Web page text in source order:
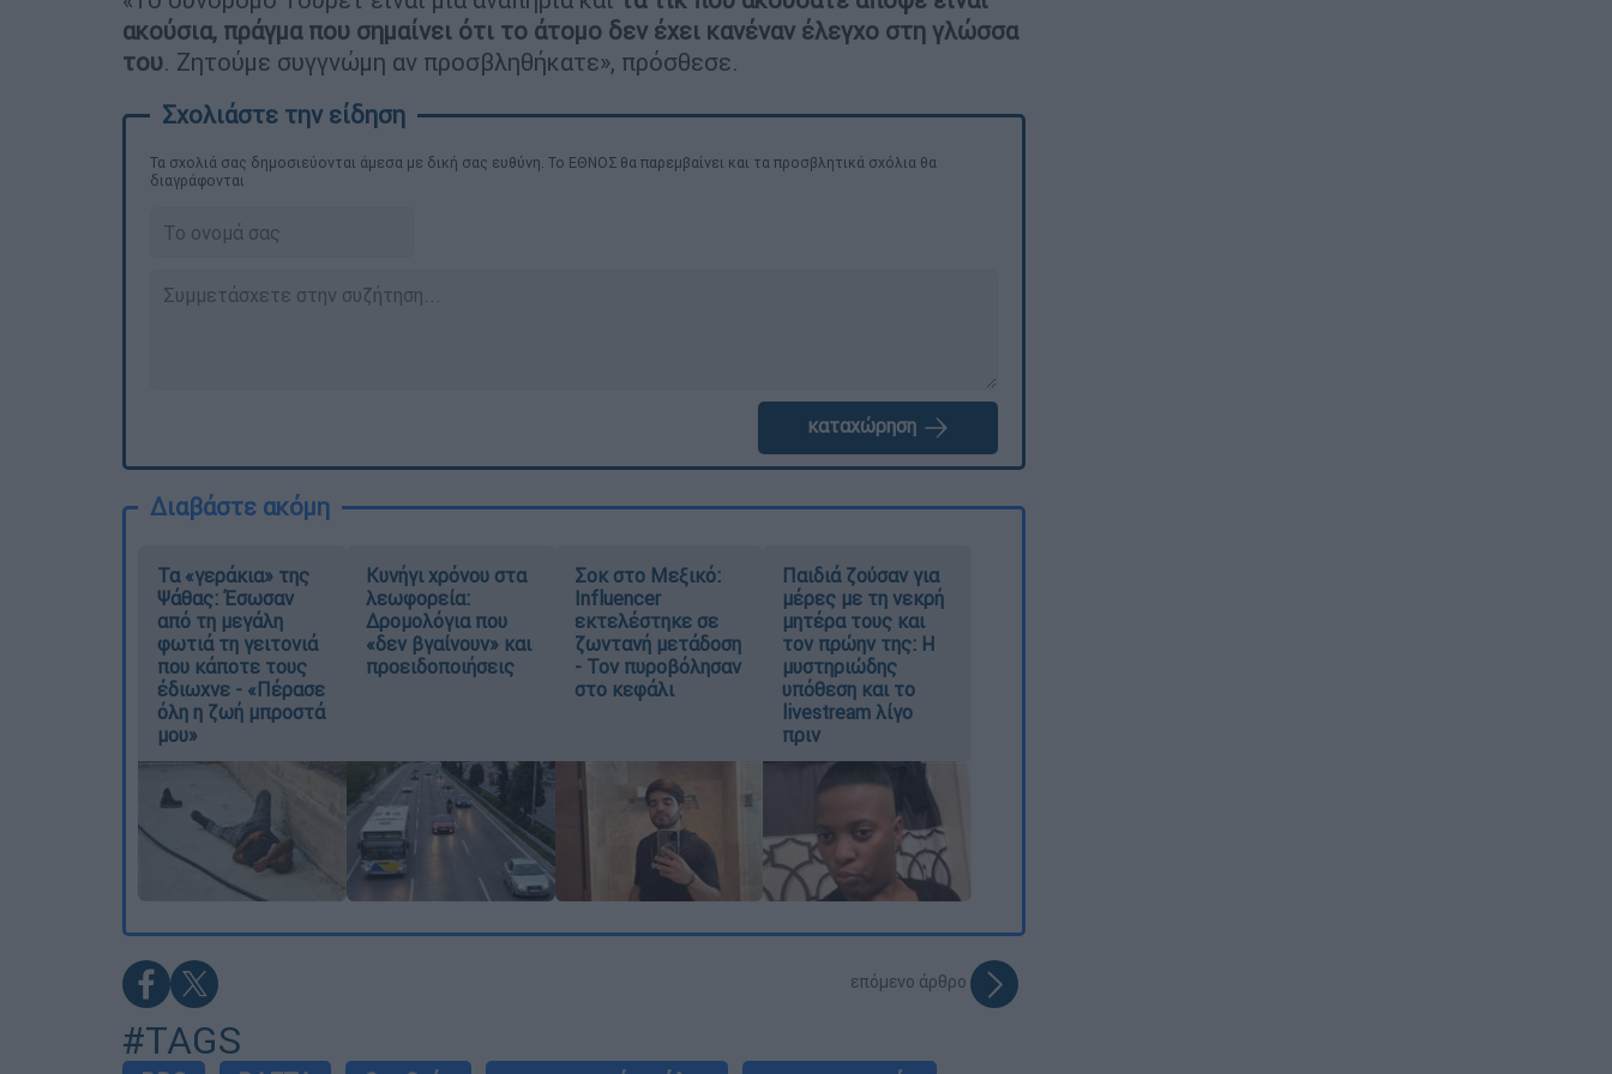
ακούσια, πράγμα που σημαίνει ότι το άτομο δεν έχει κανέναν έλεγχο στη γλώσσα
του. Ζητούμε συγγνώμη αν προσβληθήκατε», πρόσθεσε.
Τα σχολιά σας δημοσιεύονται άμεσα με δική σας ευθύνη. Το ΕΘΝΟΣ θα παρεμβαίνει και τα προσβλητικά σχόλια θα
διαγράφονται
καταχώρηση
Διαβάστε ακόμη
Τα «γεράκια» της
Ψάθας: Έσωσαν
από τη μεγάλη
φωτιά τη γειτονιά
που κάποτε τους
έδιωχνε - «Πέρασε
όλη η ζωή μπροστά
μου»
Κυνήγι χρόνου στα
λεωφορεία:
Δρομολόγια που
«δεν βγαίνουν» και
προειδοποιήσεις
Σοκ στο Μεξικό:
Influencer
εκτελέστηκε σε
ζωντανή μετάδοση
- Τον πυροβόλησαν
στο κεφάλι
Παιδιά ζούσαν για
μέρες με τη νεκρή
μητέρα τους και
τον πρώην της: Η
μυστηριώδης
υπόθεση και το
livestream λίγο
πριν
επόμενο άρθρο
#TAGS